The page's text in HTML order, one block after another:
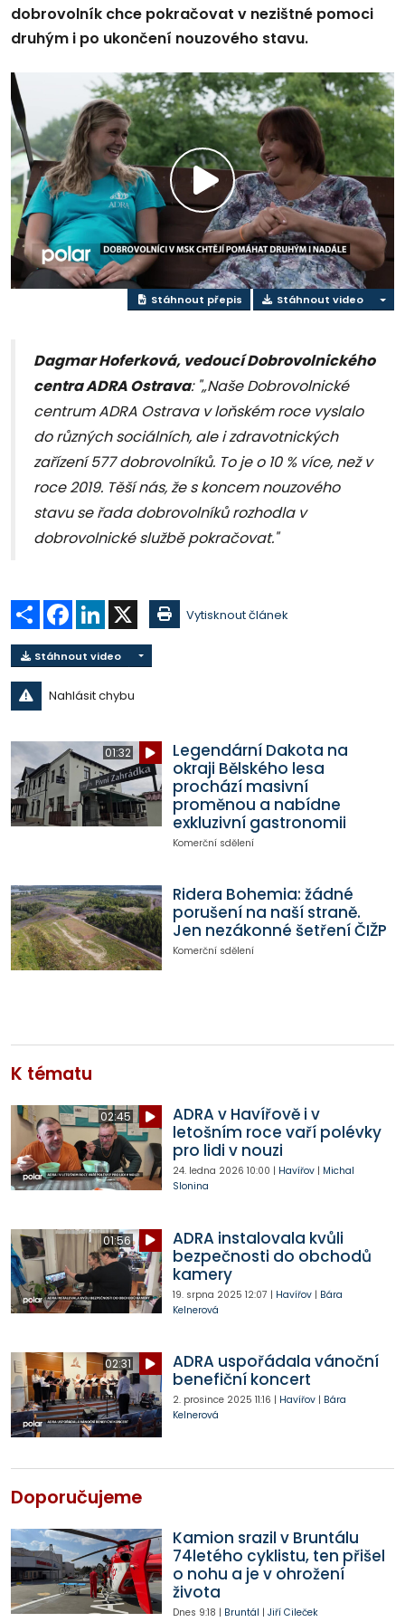
dobrovolník chce pokračovat v nezištné pomoci
druhým i po ukončení nouzového stavu.
Přehrát
video
Stáhnout přepis Stáhnout video
Dagmar Hoferková, vedoucí Dobrovolnického
centra ADRA Ostrava: "„Naše Dobrovolnické
centrum ADRA Ostrava v loňském roce vyslalo
do různých sociálních, ale i zdravotnických
zařízení 577 dobrovolníků. To je o 10 % více, než v
roce 2019. Těší nás, že s koncem nouzového
stavu se řada dobrovolníků rozhodla v
dobrovolnické službě pokračovat."
Sdílet Facebook
LinkedIn Vytisknout článek
Stáhnout video
Nahlásit chybu
01:32
Legendární Dakota na
okraji Bělského lesa
prochází masivní
proměnou a nabídne
exkluzivní gastronomii
Komerční sdělení
Ridera Bohemia: žádné
porušení na naší straně.
Jen nezákonné šetření ČIŽP
Komerční sdělení
K tématu
02:45
ADRA v Havířově i v
letošním roce vaří polévky
pro lidi v nouzi
24. ledna 2026 10:00 | Havířov| Michal
Slonina
01:56
ADRA instalovala kvůli
bezpečnosti do obchodů
kamery
19. srpna 2025 12:07 | Havířov| Bára
Kelnerová
02:31
ADRA uspořádala vánoční
benefiční koncert
2. prosince 2025 11:16 | Havířov| Bára
Kelnerová
Doporučujeme
Kamion srazil v Bruntálu
74letého cyklistu, ten přišel
o nohu a je v ohrožení
života
Dnes 9:18 | Bruntál | Jiří Cileček